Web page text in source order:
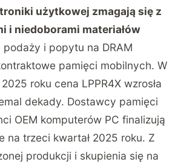
użytkowej zmagają się z
i niedoborami materiałów
i popytu na DRAM
pamięci mobilnych. W
roku cena LPPR4X wzrosła
dekady. Dostawcy pamięci
OEM komputerów PC finalizują
na trzeci kwartał 2025 roku. Z
produkcji i skupienia się na